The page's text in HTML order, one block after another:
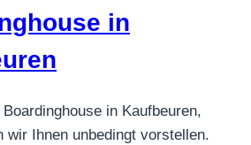
in
in Kaufbeuren,
wir Ihnen unbedingt vorstellen.